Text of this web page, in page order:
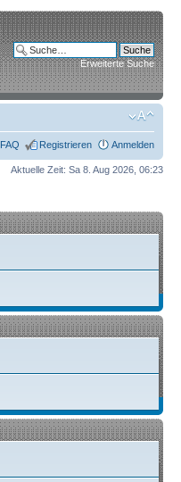
Erweiterte Suche
FAQ Registrieren Anmelden
Aktuelle Zeit: Sa 8. Aug 2026, 06:23